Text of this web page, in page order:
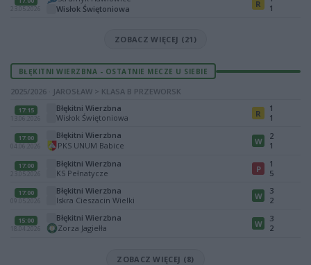
23.05.2026
Wisłok Świętoniowa
R
1
ZOBACZ WIĘCEJ (21)
BŁĘKITNI WIERZBNA - OSTATNIE MECZE U SIEBIE
2025/2026 · JAROSŁAW > KLASA B PRZEWORSK
17:15
13.06.2026
Błękitni Wierzbna
Wisłok Świętoniowa
R
1
1
17:00
04.06.2026
Błękitni Wierzbna
PKS UNUM Babice
W
2
1
17:00
23.05.2026
Błękitni Wierzbna
KS Pełnatycze
P
1
5
17:00
09.05.2026
Błękitni Wierzbna
Iskra Cieszacin Wielki
W
3
2
15:00
18.04.2026
Błękitni Wierzbna
Zorza Jagiełła
W
3
2
ZOBACZ WIĘCEJ (8)